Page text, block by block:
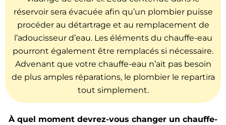
réservoir sera évacuée afin qu’un plombier puisse
procéder au détartrage et au remplacement de
l’adoucisseur d’eau. Les éléments du chauffe-eau
pourront également être remplacés si nécessaire.
Advenant que votre chauffe-eau n’ait pas besoin
de plus amples réparations, le plombier le repartira
tout simplement.
À quel moment devrez-vous changer un chauffe-